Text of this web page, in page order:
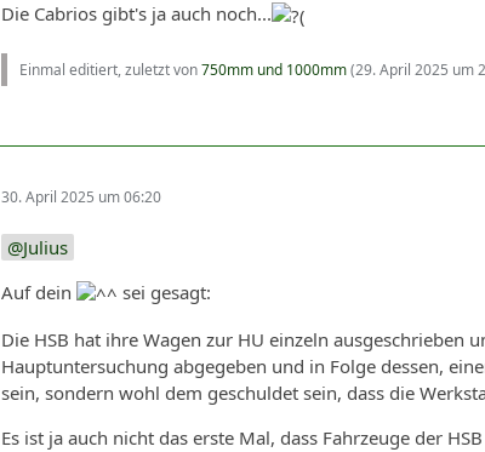
Die Cabrios gibt's ja auch noch...
Einmal editiert, zuletzt von750mm und 1000mm(29. April 2025 um
30. April 2025 um 06:20
Julius
Auf dein
sei gesagt:
Die HSB hat ihre Wagen zur HU einzeln
Hauptuntersuchung abgegeben und in Folge dessen,
sein, sondern wohl dem geschuldet sein, dass die
Es ist ja auch nicht das erste Mal, dass Fahrzeuge der